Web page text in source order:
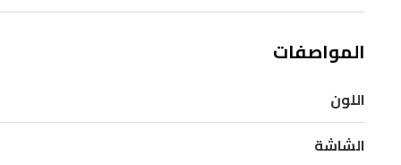
بك
شبكة
الواي
فاي
المنزلية،
المواصفات
اللون
الشاشة